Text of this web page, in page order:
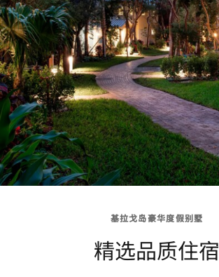
基拉戈岛豪华度假别墅
精选品质住宿